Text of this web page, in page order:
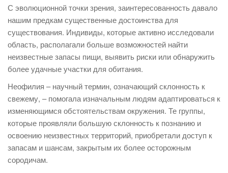
С эволюционной точки зрения, заинтересованность давало
нашим предкам существенные достоинства для
существования. Индивиды, которые активно исследовали
область, располагали больше возможностей найти
неизвестные запасы пищи, выявить риски или обнаружить
более удачные участки для обитания.
Неофилия – научный термин, означающий склонность к
свежему, – помогала изначальным людям адаптироваться к
изменяющимся обстоятельствам окружения. Те группы,
которые проявляли большую склонность к познанию и
освоению неизвестных территорий, приобретали доступ к
запасам и шансам, закрытым их более осторожным
сородичам.